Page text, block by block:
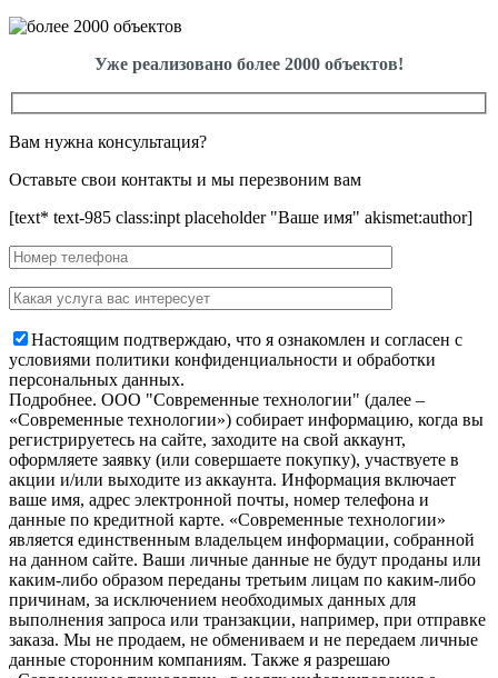
Уже реализовано более 2000 объектов!
Вам нужна консультация?
Оставьте свои контакты и мы перезвоним вам
[text* text-985 class:inpt placeholder "Ваше имя" akismet:author]
Настоящим подтверждаю, что я ознакомлен и согласен с
условиями политики конфиденциальности и обработки
персональных данных.
Подробнее. OOO "Современные технологии" (далее –
«Современные технологии») собирает информацию, когда вы
регистрируетесь на сайте, заходите на свой аккаунт,
оформляете заявку (или совершаете покупку), участвуете в
акции и/или выходите из аккаунта. Информация включает
ваше имя, адрес электронной почты, номер телефона и
данные по кредитной карте. «Современные технологии»
является единственным владельцем информации, собранной
на данном сайте. Ваши личные данные не будут проданы или
каким-либо образом переданы третьим лицам по каким-либо
причинам, за исключением необходимых данных для
выполнения запроса или транзакции, например, при отправке
заказа. Мы не продаем, не обмениваем и не передаем личные
данные сторонним компаниям. Также я разрешаю